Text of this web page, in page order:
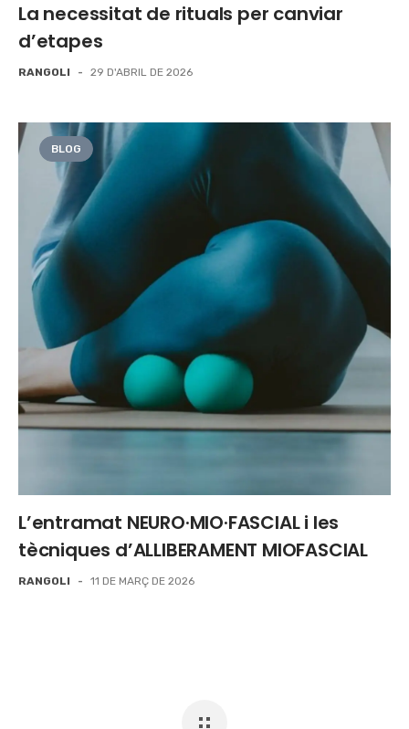
La necessitat de rituals per canviar
d’etapes
RANGOLI - 29 D'ABRIL DE 2026
BLOG
L’entramat NEURO·MIO·FASCIAL i les
tècniques d’ALLIBERAMENT MIOFASCIAL
RANGOLI - 11 DE MARÇ DE 2026